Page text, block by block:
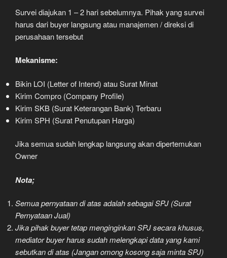
Survei diajukan 1 – 2 hari sebelumnya. Pihak yang survei
harus dari buyer langsung atau manajemen / direksi di
perusahaan tersebut
Mekanisme:
Bikin LOI (Letter of Intend) atau Surat Minat
Kirim Compro (Company Profile)
Kirim SKB (Surat Keterangan Bank) Terbaru
Kirim SPH (Surat Penutupan Harga)
Jika semua sudah lengkap langsung akan dipertemukan
Owner
Nota;
Semua pernyataan di atas adalah sebagai SPJ (Surat
Pernyataan Jual)
Jika pihak buyer tetap menginginkan SPJ secara khusus,
mediator buyer harus sudah melengkapi data yang kami
sebutkan di atas (Jangan omong kosong saja minta SPJ)